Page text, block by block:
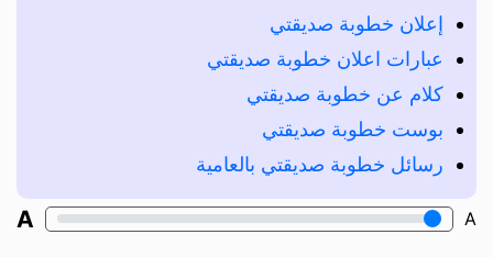
إعلان خطوبة صديقتي
عبارات اعلان خطوبة صديقتي
كلام عن خطوبة صديقتي
بوست خطوبة صديقتي
رسائل خطوبة صديقتي بالعامية
A
A